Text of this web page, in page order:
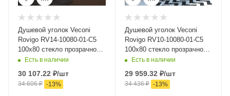
Душевой уголок Veconi
Rovigo RV14-10080-01-C5
100х80 стекло прозрачное
профиль черный без
Есть в наличии
30 107.22 ₽/шт
34 606₽ -13%
Душевой уголок Veconi
Rovigo RV10-10080-01-C5
100х80 стекло прозрачное
профиль хром без поддона
Есть в наличии
29 959.32 ₽/шт
34 436₽ -13%